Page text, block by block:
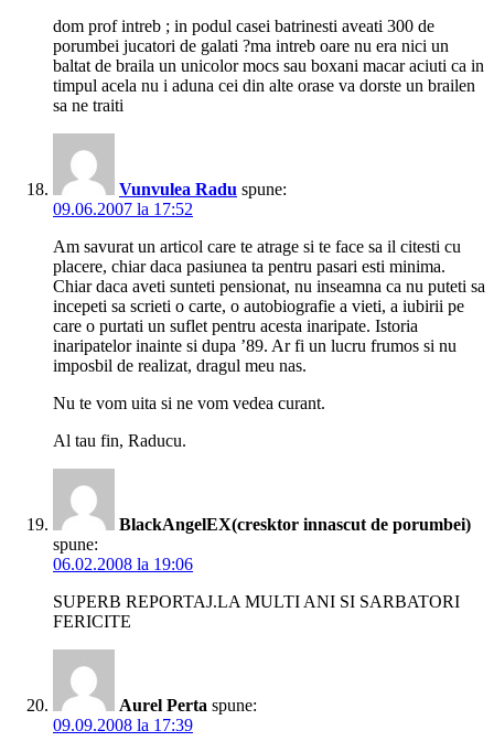
dom prof intreb ; in podul casei batrinesti aveati 300 de
porumbei jucatori de galati ?ma intreb oare nu era nici un
baltat de braila un unicolor mocs sau boxani macar aciuti ca in
timpul acela nu i aduna cei din alte orase va dorste un brailen
sa ne traiti
Vunvulea Radu spune:
09.06.2007 la 17:52
Am savurat un articol care te atrage si te face sa il citesti cu
placere, chiar daca pasiunea ta pentru pasari esti minima.
Chiar daca aveti sunteti pensionat, nu inseamna ca nu puteti sa
incepeti sa scrieti o carte, o autobiografie a vieti, a iubirii pe
care o purtati un suflet pentru acesta inaripate. Istoria
inaripatelor inainte si dupa ’89. Ar fi un lucru frumos si nu
imposbil de realizat, dragul meu nas.
Nu te vom uita si ne vom vedea curant.
Al tau fin, Raducu.
BlackAngelEX(cresktor innascut de porumbei)
spune:
06.02.2008 la 19:06
SUPERB REPORTAJ.LA MULTI ANI SI SARBATORI
FERICITE
Aurel Perta spune:
09.09.2008 la 17:39